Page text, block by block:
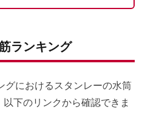
ランキング
におけるスタンレーの水筒
下のリンクから確認できま